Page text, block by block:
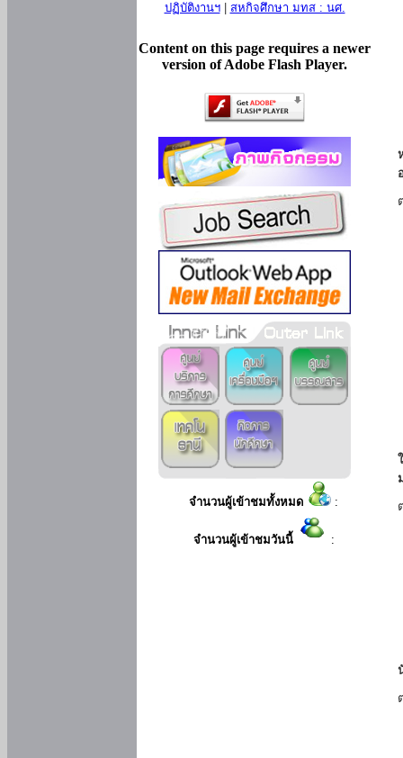
ปฏิบัติงานฯ| สหกิจศึกษา มทส : นศ.
Content on this page requires a newer
version of Adobe Flash Player.
จำนวนผู้เข้าชมทั้งหมด :
จำนวนผู้เข้าชมวันนี้ :